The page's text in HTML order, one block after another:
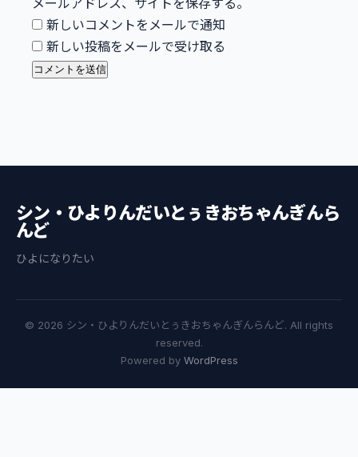
新しいコメントをメールで通知
新しい投稿をメールで受け取る
シン・ひよりんだいとぅきおちゃんぎんら
んど
ひよになりたい
© 2026 シン・ひよりんだいとぅきおちゃんぎんらんど. All rights
reserved.
Powered by WordPress